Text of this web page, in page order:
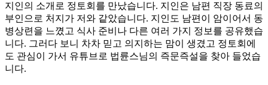
지인의 소개로 정토회를 만났습니다. 지인은 남편 직장 동료의
부인으로 처지가 저와 같았습니다. 지인도 남편이 암이어서 동
병상련을 느꼈고 식사 준비나 다른 여러 가지 정보를 공유했습
니다. 그러다 보니 차차 믿고 의지하는 맘이 생겼고 정토회에
도 관심이 가서 유튜브로 법륜스님의 즉문즉설을 찾아 들었습
니다.